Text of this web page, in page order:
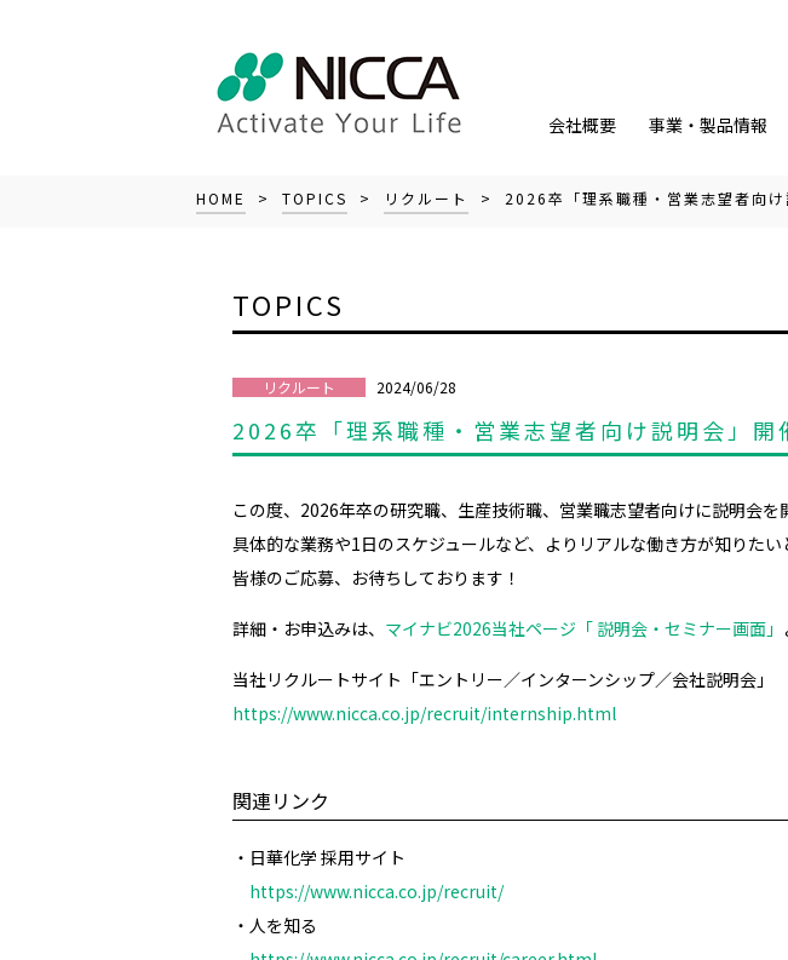
会社概要 事業・製品情報
HOME > TOPICS > リクルート > 2026卒「理系職種・営業志望者向け
TOPICS
リクルート 2024/06/28
2026卒「理系職種・営業志望者向け説明会」開
この度、2026年卒の研究職、生産技術職、営業職志望者向けに説明会を
具体的な業務や1日のスケジュールなど、よりリアルな働き方が知りたい
皆様のご応募、お待ちしております！
詳細・お申込みは、 マイナビ2026当社ページ「 説明会・セミナー画面」
当社リクルートサイト「エントリー／インターンシップ／会社説明会」
https://www.nicca.co.jp/recruit/internship.html
関連リンク
・日華化学 採用サイト
https://www.nicca.co.jp/recruit/
・人を知る